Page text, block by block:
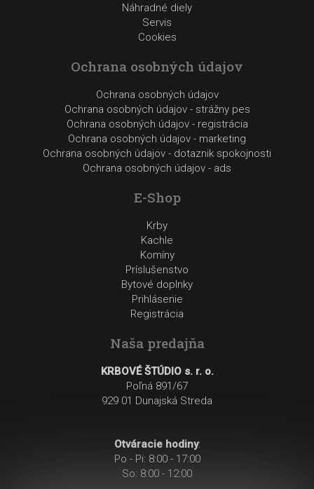
Náhradné diely
Servis
Cookies
Ochrana osobných údajov
Ochrana osobných údajov
Ochrana osobných údajov - strážny pes
Ochrana osobných údajov - registrácia
Ochrana osobných údajov - marketing
Ochrana osobných údajov - dotaznik spokojnosti
Ochrana osobných údajov - ads
E-Shop
Krby
Kachle
Komíny
Príslušenstvo
Bytové doplnky
Prihlásenie
Registrácia
Naša predajňa
KRBOVÉ ŠTÚDIO s. r. o.
Poľná 891/67
929 01 Dunajská Streda
Otváracie hodiny:
Po - Pi: 8:00 - 17:00
So: 8:00 - 12:00